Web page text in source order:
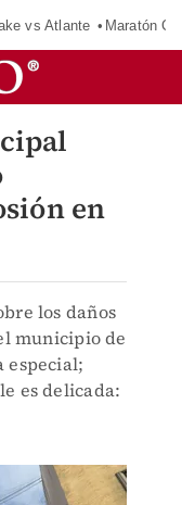
vs Atlante Maratón
en
los daños
municipio de
especial;
es delicada: